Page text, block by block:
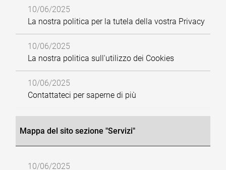
10/06/2025
La nostra politica per la tutela della vostra Privacy
10/06/2025
La nostra politica sull'utilizzo dei Cookies
10/06/2025
Contattateci per saperne di più
Mappa del sito sezione "Servizi"
10/06/2025